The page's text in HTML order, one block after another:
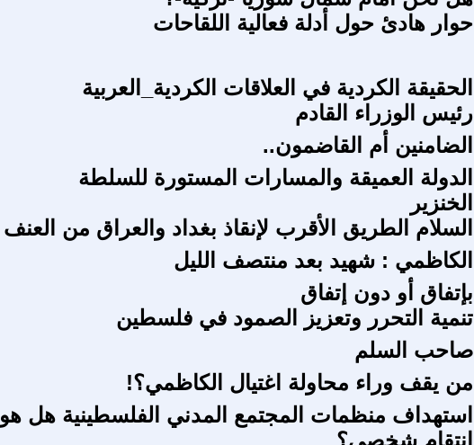
حوار هادئ حول أدلة فعالية اللقاحات
الحقيقة الكردية في العلاقات الكردية_العربية
رئيس الوزراء القادم
الضامنين أم القاضمون..
الدولة العميقة والمسارات المستورة للسلطة
الخنزير
السلام الطريق الأقرب لإنقاذ بغداد والعراق من العنف
الكاظمي : شهيد بعد منتصف الليل
بإتفاق أو دون إتفاق
تنمية التحرر وتعزيز الصمود في فلسطين
صاحب السلم
من يقف وراء محاولة اغتيال الكاظمي؟!
استهداف منظمات المجتمع المدني الفلسطينية هل هو
انتقام شخصي؟